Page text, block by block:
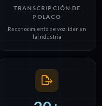
TRANSCRIPCIÓN DE
POLACO
Reconocimiento de voz líder en
la industria